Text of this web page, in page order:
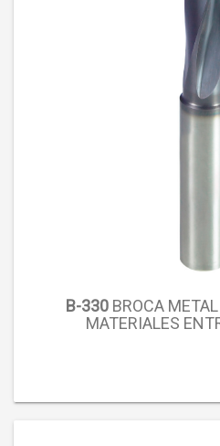
B-330BROCA
MATERIALES